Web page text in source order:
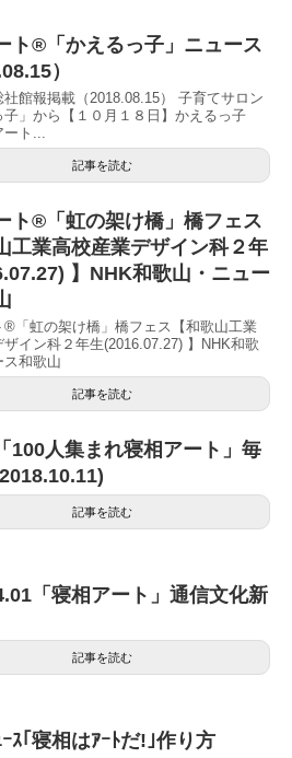
ト®「かえるっ子」ニュース
）
社館報掲載（2018.08.15） 子育てサロン
子」から【１０⽉１８⽇】かえるっ子
ト...
記事を読む
ト®「虹の架け橋」橋フェス
工業高校産業デザイン科２年
】NHK和歌山・ニュー
®「虹の架け橋」橋フェス【和歌山工業
イン科２年生(2016.07.27) 】NHK和歌
ス和歌山
記事を読む
100人集まれ寝相アート」毎
記事を読む
「寝相アート」通信文化新
記事を読む
ｰｽ｢寝相はｱｰﾄだ!｣作り方